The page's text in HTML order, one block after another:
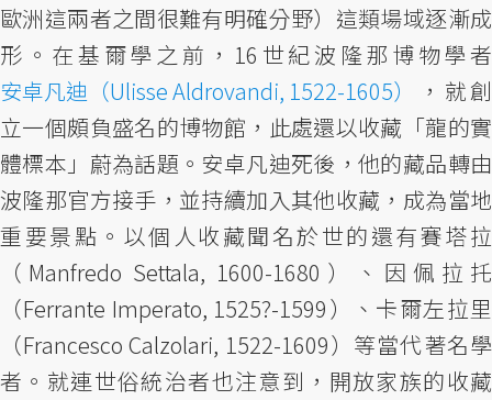
歐洲這兩者之間很難有明確分野）這類場域逐漸成
形。在基爾學之前，16世紀波隆那博物學者
安卓凡迪（Ulisse Aldrovandi, 1522-1605）
，就創
立一個頗負盛名的博物館，此處還以收藏「龍的實
體標本」蔚為話題。安卓凡迪死後，他的藏品轉由
波隆那官方接手，並持續加入其他收藏，成為當地
重要景點。以個人收藏聞名於世的還有賽塔拉
（Manfredo Settala, 1600-1680）、因佩拉托
（Ferrante Imperato, 1525?-1599）、卡爾左拉里
（Francesco Calzolari, 1522-1609）等當代著名學
者。就連世俗統治者也注意到，開放家族的收藏